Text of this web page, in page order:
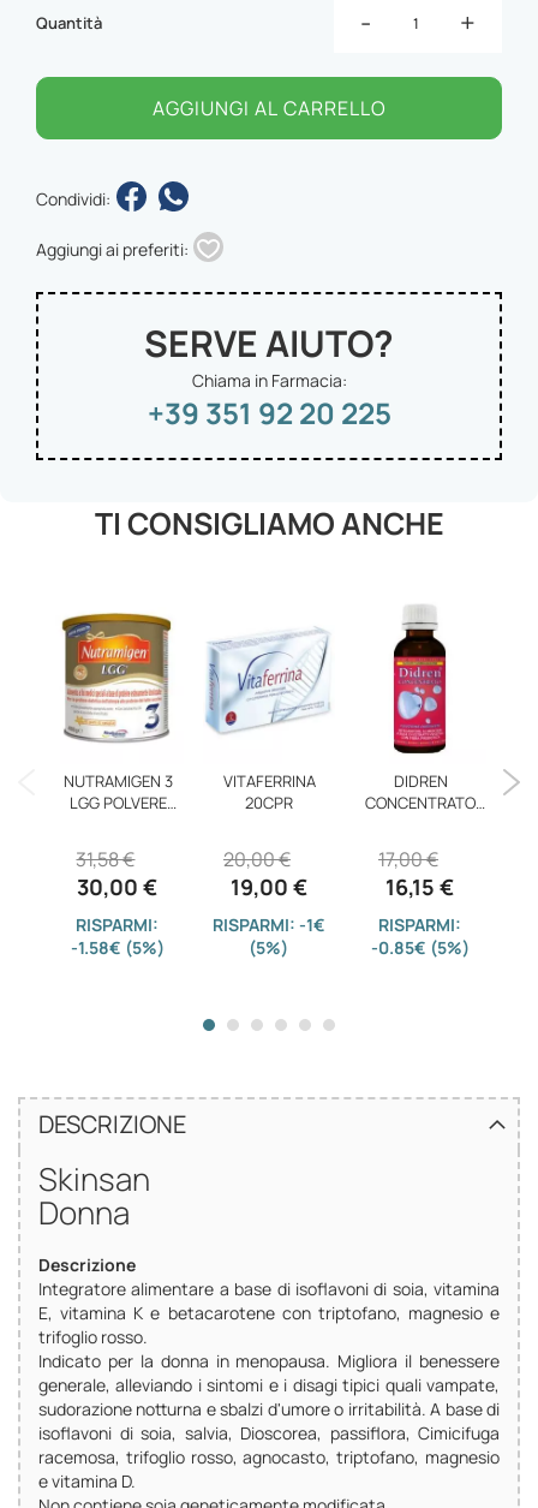
Quantità - +
AGGIUNGI AL CARRELLO
Condividi:
Aggiungi ai preferiti:
SERVE AIUTO?
Chiama in Farmacia:
+39 351 92 20 225
TI CONSIGLIAMO ANCHE
NUTRAMIGEN 3
LGG POLVERE
30,00 €
31,58 €
RISPARMI:
-1.58€ (5%)
VITAFERRINA
20CPR
19,00 €
20,00 €
RISPARMI: -1€
(5%)
DIDREN
CONCENTRATO
16,15 €
17,00 €
RISPARMI:
-0.85€ (5%)
DESCRIZIONE
Skinsan
Donna
Descrizione
Integratore alimentare a base di isoflavoni di soia, vitamina
E, vitamina K e betacarotene con triptofano, magnesio e
trifoglio rosso.
Indicato per la donna in menopausa. Migliora il benessere
generale, alleviando i sintomi e i disagi tipici quali vampate,
sudorazione notturna e sbalzi d'umore o irritabilità. A base di
isoflavoni di soia, salvia, Dioscorea, passiflora, Cimicifuga
racemosa, trifoglio rosso, agnocasto, triptofano, magnesio
e vitamina D.